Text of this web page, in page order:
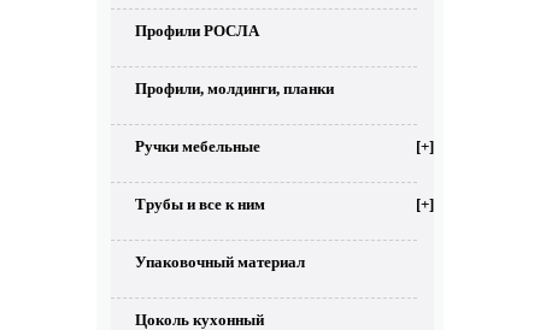
Профили РОСЛА
Профили, молдинги, планки
Ручки мебельные [+]
Трубы и все к ним [+]
Упаковочный материал
Цоколь кухонный